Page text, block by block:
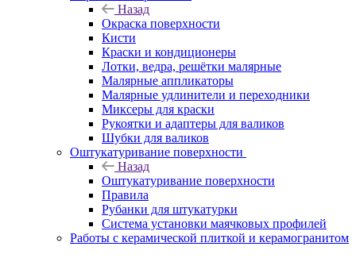
Назад
Окраска поверхности
Кисти
Краски и кондиционеры
Лотки, ведра, решётки малярные
Малярные аппликаторы
Малярные удлинители и переходники
Миксеры для краски
Рукоятки и адаптеры для валиков
Шубки для валиков
Оштукатуривание поверхности
Назад
Оштукатуривание поверхности
Правила
Рубанки для штукатурки
Система установки маячковых профилей
Работы с керамической плиткой и керамогранитом